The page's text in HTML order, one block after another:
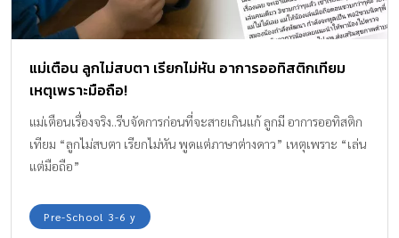
แม่เตือน ลูกไม่สบตา เรียกไม่หัน อาการออทิสติกเทียม
เหตุเพราะมือถือ!
แม่เตือนเรื่องจริง..รีบจัดการก่อนที่จะสายเกินแก้ ลูกมี อาการออทิสติก
เทียม “ลูกไม่สบตา เรียกไม่หัน พูดแต่ภาษาต่างดาว” เหตุเพราะ “เล่น
แต่มือถือ”
Pre-School 3-6 y